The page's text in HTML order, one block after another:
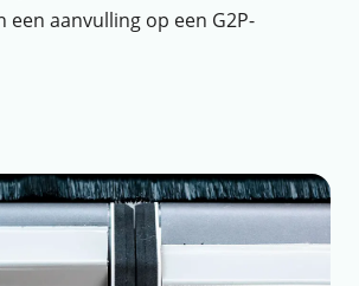
een aanvulling op een G2P-